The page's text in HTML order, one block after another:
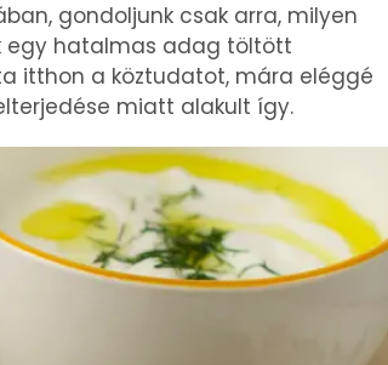
gondoljunk csak arra, milyen
egy hatalmas adag töltött
itthon a köztudatot, mára eléggé
miatt alakult így.